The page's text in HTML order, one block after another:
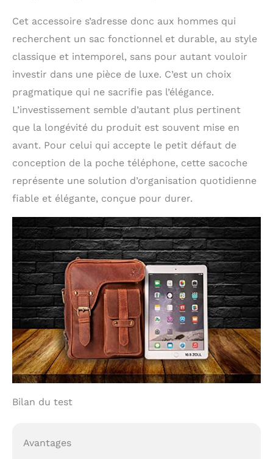
Cet accessoire s’adresse donc aux hommes qui
recherchent un sac fonctionnel et durable, au style
classique et intemporel, sans pour autant vouloir
investir dans une pièce de luxe. C’est un choix
pragmatique qui ne sacrifie pas l’élégance.
L’investissement semble d’autant plus pertinent
que la longévité du produit est souvent mise en
avant. Pour celui qui accepte le petit défaut de
conception de la poche téléphone, cette sacoche
représente une solution d’organisation quotidienne
fiable et élégante, conçue pour durer.
Bilan du test
Avantages